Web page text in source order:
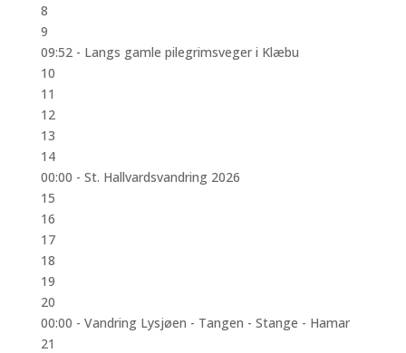
8
9
09:52 - Langs gamle pilegrimsveger i Klæbu
10
11
12
13
14
00:00 - St. Hallvardsvandring 2026
15
16
17
18
19
20
00:00 - Vandring Lysjøen - Tangen - Stange - Hamar
21